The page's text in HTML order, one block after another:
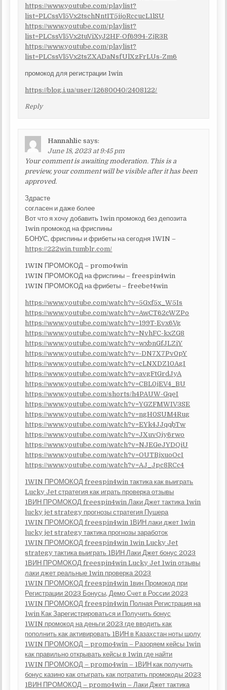
https://www.youtube.com/playlist?
list=PLCssVl5Vx2tschNntIT5jjoRccucL1lSU
https://www.youtube.com/playlist?
list=PLCssVl5Vx2tuViXyJ2HF-Of6994-ZjR3R
https://www.youtube.com/playlist?
list=PLCssVl5Vx2tsZXADaNsfUlXzFrLUs-Zm6
промокод для регистрации 1win
https://blog.i.ua/user/12680040/2408122/
Reply
Hannahlic says:
June 18, 2023 at 9:45 pm
Your comment is awaiting moderation. This is a
preview, your comment will be visible after it has been
approved.
Здрасте
согласен и даже более
Вот что я хочу добавить 1win промокод без депозита
1win промокод на фриспины
БОНУС, фриспины и фрибеты на сегодня 1WIN –
https://222win.tumblr.com/
1WIN ПРОМОКОД – promo4win
1WIN ПРОМОКОД на фриспины – freespin4win
1WIN ПРОМОКОД на фрибеты – freebet4win
https://www.youtube.com/watch?v=5Gxf5x_W5Is
https://www.youtube.com/watch?v=AwCT62cWZPo
https://www.youtube.com/watch?v=199T-Evx6Vg
https://www.youtube.com/watch?v=NvhFC-kxZG8
https://www.youtube.com/watch?v=wxbnGfJLZiY
https://www.youtube.com/watch?v=-DN7X7Pv0pY
https://www.youtube.com/watch?v=cLNXDZ10AgI
https://www.youtube.com/watch?v=avgFtGrdJyA
https://www.youtube.com/watch?v=CBL0jEV4_BU
https://www.youtube.com/shorts/h4PAUW-GqeI
https://www.youtube.com/watch?v=YGZFMWIV3SE
https://www.youtube.com/watch?v=ngH0SUM4Rug
https://www.youtube.com/watch?v=EYk4JJqqbTw
https://www.youtube.com/watch?v=JXuvQjy6rwo
https://www.youtube.com/watch?v=NJEGeJYDQiU
https://www.youtube.com/watch?v=OUTBjxuoOcI
https://www.youtube.com/watch?v=AJ_Jpc8RCc4
1WIN ПРОМОКОД freespin4win тактика как выиграть
Lucky Jet стратегия как играть проверка отзывы
1ВИН ПРОМОКОД freespin4win Лаки Джет тактика 1win
lucky jet strategy прогнозы стратегия Пушера
1WIN ПРОМОКОД freespin4win 1ВИН лаки джет 1win
lucky jet strategy тактика прогнозы заработок
1WIN ПРОМОКОД freespin4win 1win Lucky Jet
strategy тактика выиграть 1ВИН Лаки Джет бонус 2023
1ВИН ПРОМОКОД freespin4win Lucky Jet 1win отзывы
лаки джет реальные 1win проверка 2023
1WIN ПРОМОКОД freespin4win 1вин Промокод при
Регистрации 2023 Бонусы, Демо Счет в России 2023
1WIN ПРОМОКОД freespin4win Полная Регистрация на
1win Как Зарегистрироваться и Получить бонус
1WIN промокод на деньги 2023 где вводить как
пополнить как активировать 1ВИН в Казахстан ноты шолу
1WIN ПРОМОКОД – promo4win – Разоряем кейсы 1win
как правильно открывать кейсы в 1win где найти
1WIN ПРОМОКОД – promo4win – 1ВИН как получить
бонус казино как отыграть как потратить промокоды 2023
1ВИН ПРОМОКОД – promo4win – Лаки Джет тактика